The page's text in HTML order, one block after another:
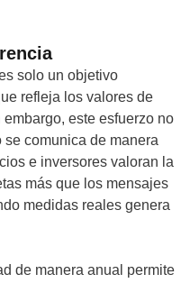
solo un objetivo
refleja los valores de
este esfuerzo no
comunica de manera
e inversores valoran la
más que los mensajes
medidas reales genera
de manera anual permite